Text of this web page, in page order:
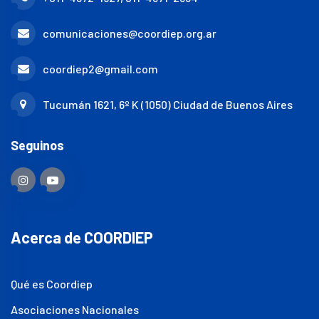
comunicaciones@coordiep.org.ar
coordiep2@gmail.com
Tucumán 1621, 6º K (1050) Ciudad de Buenos Aires
Seguinos
Acerca de COORDIEP
Qué es Coordiep
Asociaciones Nacionales